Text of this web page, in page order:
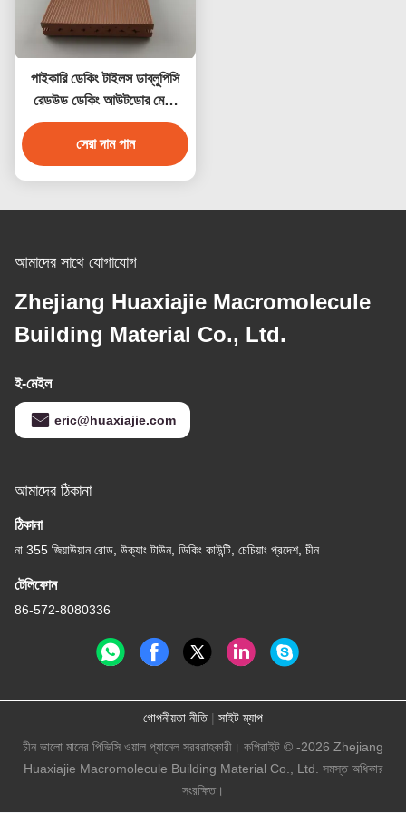
পাইকারি ডেকিং টাইলস ডাব্লুপিসি
রেডউড ডেকিং আউটডোর মেঝে
সজ্জা
সেরা দাম পান
আমাদের সাথে যোগাযোগ
Zhejiang Huaxiajie Macromolecule
Building Material Co., Ltd.
ই-মেইল
eric@huaxiajie.com
আমাদের ঠিকানা
ঠিকানা
না 355 জিয়াউয়ান রোড, উক্যাং টাউন, ডিকিং কাউন্টি, চেচিয়াং প্রদেশ, চীন
টেলিফোন
86-572-8080336
গোপনীয়তা নীতি| সাইট ম্যাপ
চীন ভালো মানের পিভিসি ওয়াল প্যানেল সরবরাহকারী। কপিরাইট © -2026 Zhejiang
Huaxiajie Macromolecule Building Material Co., Ltd. সমস্ত অধিকার
সংরক্ষিত।